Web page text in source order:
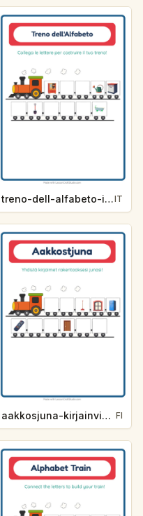
treno-dell-alfabeto-indizio-lettera-in-giro-per-casa-947aIT
aakkosjuna-kirjainvihje-kodin-ymparilla-dc98 FI